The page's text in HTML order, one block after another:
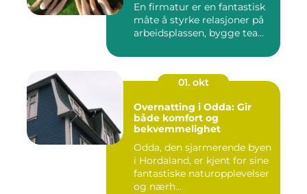
En firmatur er en fantastisk
måte å styrke relasjoner på
arbeidsplassen, bygge tea...
01. okt
Overnatting i Odda: Gir
både komfort og
bekvemmelighet
Odda, den sjarmerende byen
i Hordaland, er kjent for sine
fantastiske naturopplevelser
og nærh...